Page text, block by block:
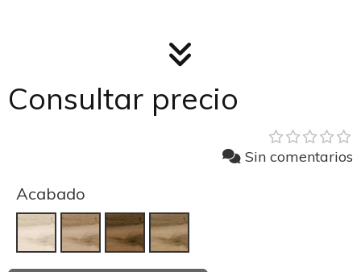
Consultar precio
Sin comentarios
Acabado